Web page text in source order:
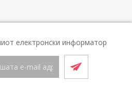
електронски информатор